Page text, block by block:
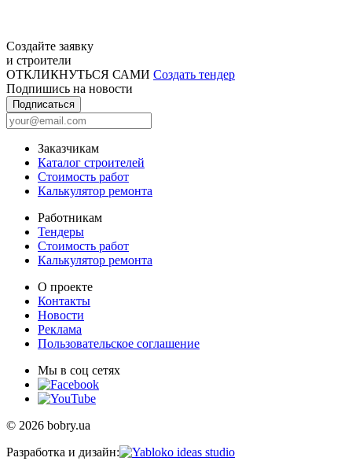
Создайте заявку
и строители
ОТКЛИКНУТЬСЯ САМИ Создать тендер
Подпишись на новости
Подписаться
Заказчикам
Каталог строителей
Стоимость работ
Калькулятор ремонта
Работникам
Тендеры
Стоимость работ
Калькулятор ремонта
О проекте
Контакты
Новости
Реклама
Пользовательское соглашение
Мы в соц сетях
© 2026 bobry.ua
Разработка и дизайн: